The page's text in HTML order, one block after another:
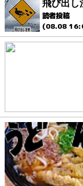
飛び出し
読者投稿
(08.08